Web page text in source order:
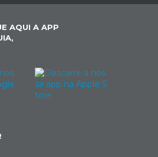
AQUI A APP